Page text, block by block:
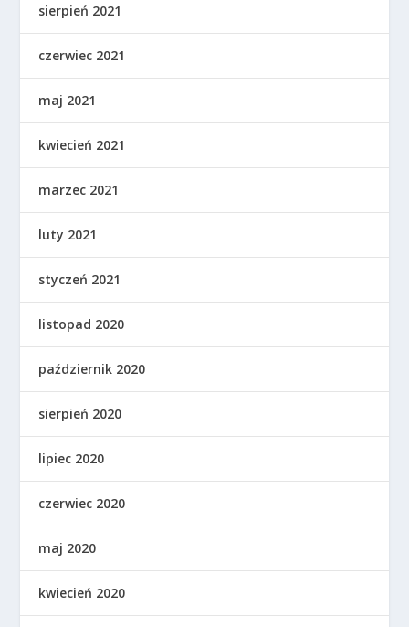
sierpień 2021
czerwiec 2021
maj 2021
kwiecień 2021
marzec 2021
luty 2021
styczeń 2021
listopad 2020
październik 2020
sierpień 2020
lipiec 2020
czerwiec 2020
maj 2020
kwiecień 2020